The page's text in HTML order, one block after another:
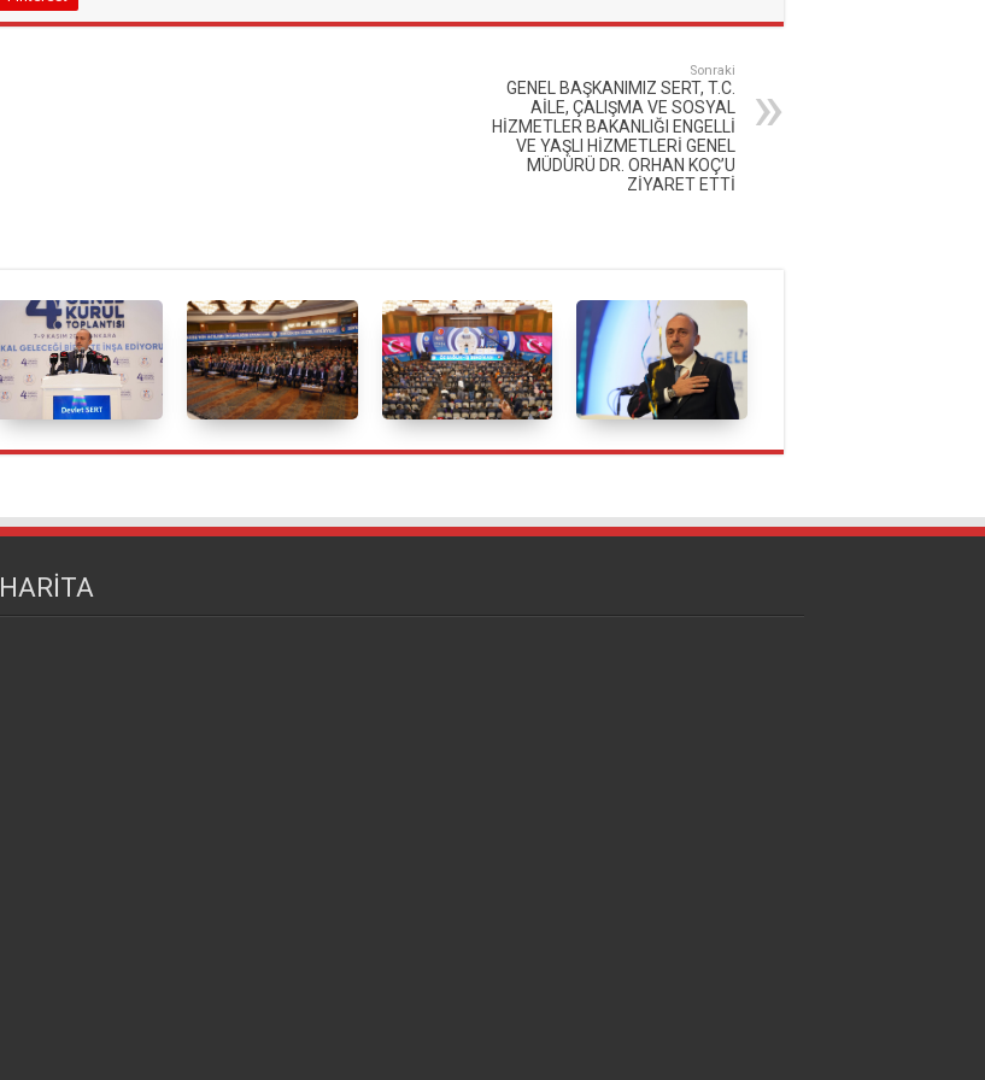
Sonraki
GENEL BAŞKANIMIZ SERT, T.C.
AİLE, ÇALIŞMA VE SOSYAL
HİZMETLER BAKANLIĞI ENGELLİ
VE YAŞLI HİZMETLERİ GENEL
MÜDÜRÜ DR. ORHAN KOÇ’U
ZİYARET ETTİ
HARİTA